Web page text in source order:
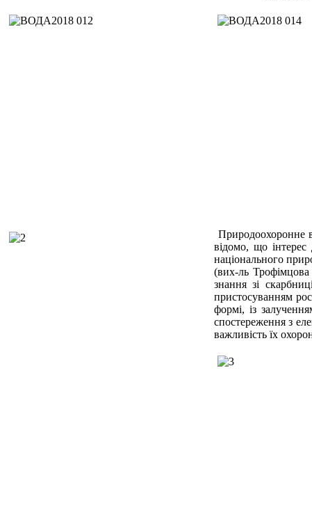
Природоохоронне
відомо, що інтерес
національного
(вих-ль
знання зі
пристосуванням
формі, із
спостереження з
важливість їх